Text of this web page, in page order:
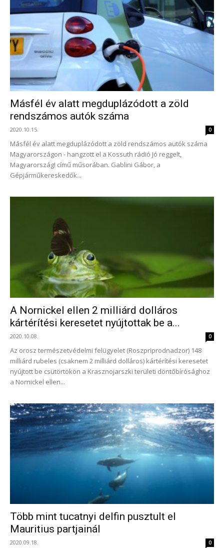
Másfél év alatt megduplázódott a zöld
rendszámos autók száma
2020.10.15. 0
Másfél év alatt megduplázódott a zöld rendszámos autók száma
Magyarországon - hangzott el a Kossuth rádió Jó reggelt,
Magyarország! című műsorában. Gablini Gábor, a
Gépjárműkereskedők...
A Nornickel ellen 2 milliárd dolláros
kártérítési keresetet nyújtottak be a...
2020.10.08. 0
Az orosz természetvédelmi felügyelet (Roszpriprodnadzor) 148
milliárd rubeles (csaknem 2 milliárd dolláros) kártérítési keresetet
nyújtott be csütörtökön a Krasznojarszki területi döntőbírósághoz
a Nornickel ellen...
Több mint tucatnyi delfin pusztult el
Mauritius partjainál
2020.09.18. 0